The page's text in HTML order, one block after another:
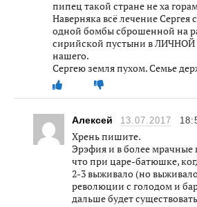
пипец такой стране не ха
Наверняка всё лечение
одной бомбы сброшенной на
сирийской пустыни в ЛИЧНОЙ
нашего.
Сергею земля пухом. Семье
Алексей 13.07.2017
Хрень пишите.
Эрэфия и в более мрачные
что при царе-батюшке,
2-3 выживало (но
революции с голодом и
дальше будет